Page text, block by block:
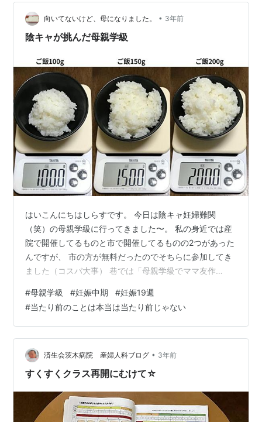
実際の生まれたての赤ちゃんと同じ大体3000gで作られ
てるそうです。 持ってみた最…
向いてないけど、母になりました。 • 3年前
陰キャが挑んだ母親学級
はいこんにちはしらすです。 今日は陰キャ妊婦難関
（笑）の母親学級に行ってきました〜。 私の身近では産
院で開催してるものと市で開催してるものの2つがあった
んですが、 市の方が無料だったのでそちらに参加してき
ました（コスパ大事） 巷では「母親学級でママ友作
友・・・・・・めんどくさい・・・」と思ってたし、 こ
れまた偏見なんですが普段の職場では独身・DINKSでバ
リバリ仕事してる気が強い女性ばかりと仲良くしてたの
で（笑） 「絶対場違いな空気・・・合わないだろう
な・・・苦手・・・」と身構えてました。 まぁ何はとも
あれ。 今日は台風13号接近ということでえ…
#母親学級 #妊娠中期 #妊娠19週
#当たり前のことは本当は当たり前じゃない
済生会茨木病院 産婦人科ブログ • 3年前
すくすくクラス再開にむけて☆